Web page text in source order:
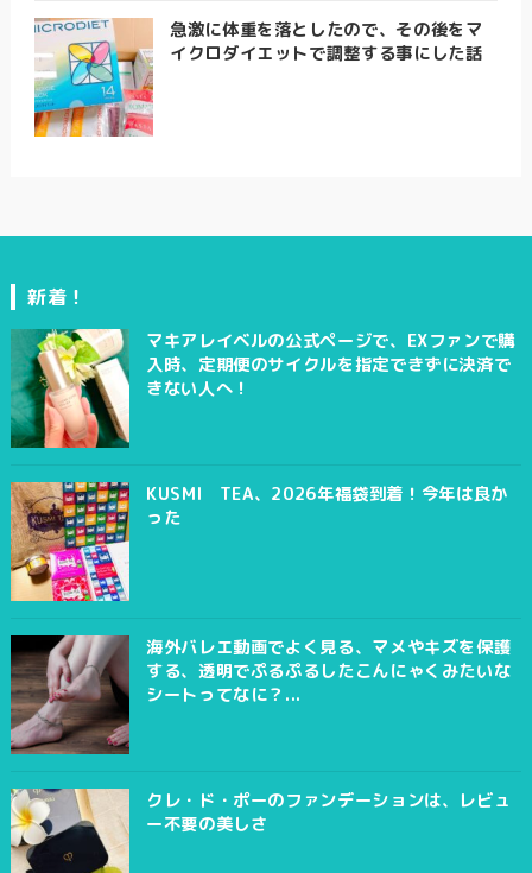
急激に体重を落としたので、その後をマ
イクロダイエットで調整する事にした話
新着！
マキアレイベルの公式ページで、EXファンで購
入時、定期便のサイクルを指定できずに決済で
きない人へ！
KUSMI TEA、2026年福袋到着！今年は良か
った
海外バレエ動画でよく見る、マメやキズを保護
する、透明でぷるぷるしたこんにゃくみたいな
シートってなに？...
クレ・ド・ポーのファンデーションは、レビュ
ー不要の美しさ